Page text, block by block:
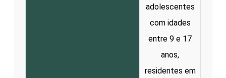
adolescentes
com idades
entre 9 e 17
anos,
residentes em